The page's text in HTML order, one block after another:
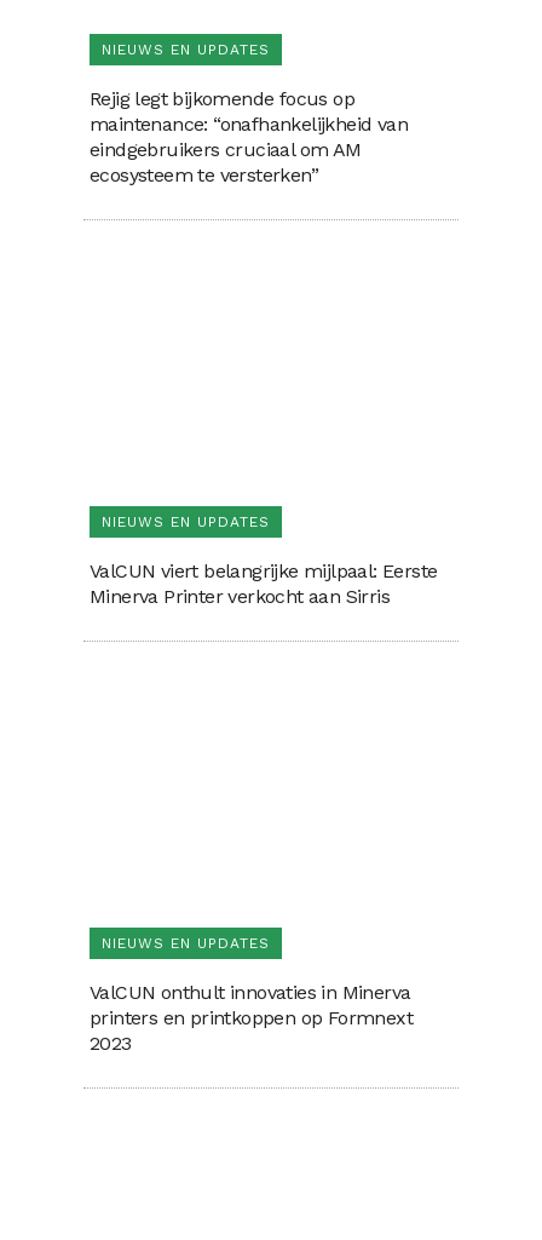
NIEUWS EN UPDATES
Rejig legt bijkomende focus op
maintenance: “onafhankelijkheid van
eindgebruikers cruciaal om AM
ecosysteem te versterken”
NIEUWS EN UPDATES
ValCUN viert belangrijke mijlpaal: Eerste
Minerva Printer verkocht aan Sirris
NIEUWS EN UPDATES
ValCUN onthult innovaties in Minerva
printers en printkoppen op Formnext
2023